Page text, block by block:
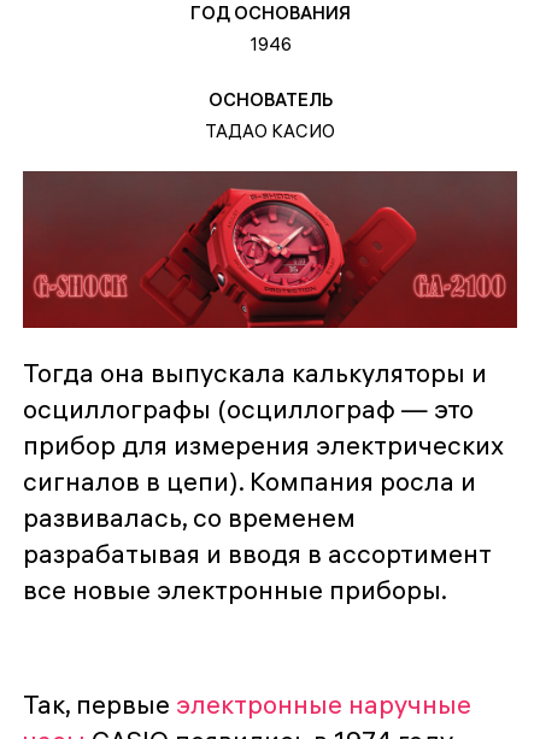
ГОД ОСНОВАНИЯ
1946
ОСНОВАТЕЛЬ
ТАДАО КАСИО
Тогда она выпускала калькуляторы и
осциллографы (осциллограф — это
прибор для измерения электрических
сигналов в цепи). Компания росла и
развивалась, со временем
разрабатывая и вводя в ассортимент
все новые электронные приборы.
Так, первые электронные наручные